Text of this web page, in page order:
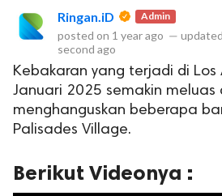
Ringan.iD Admin
posted on 1 year ago —
second ago
Kebakaran yang terjadi di
Januari 2025 semakin meluas
menghanguskan beberapa
Palisades Village.
Berikut Videonya :